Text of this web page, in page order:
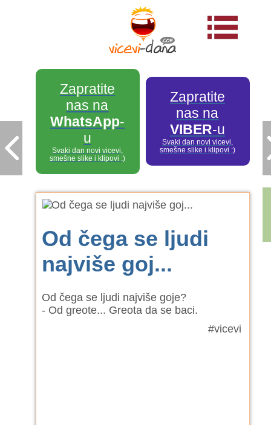
Zapratite
nas na
WhatsApp-
u
Svaki dan novi vicevi,
smešne slike i klipovi :)
Zapratite
nas na
VIBER-u
Svaki dan novi vicevi,
smešne slike i klipovi :)
Od čega se ljudi
najviše goj...
Od čega se ljudi najviše goje?
- Od greote... Greota da se baci.
#vicevi